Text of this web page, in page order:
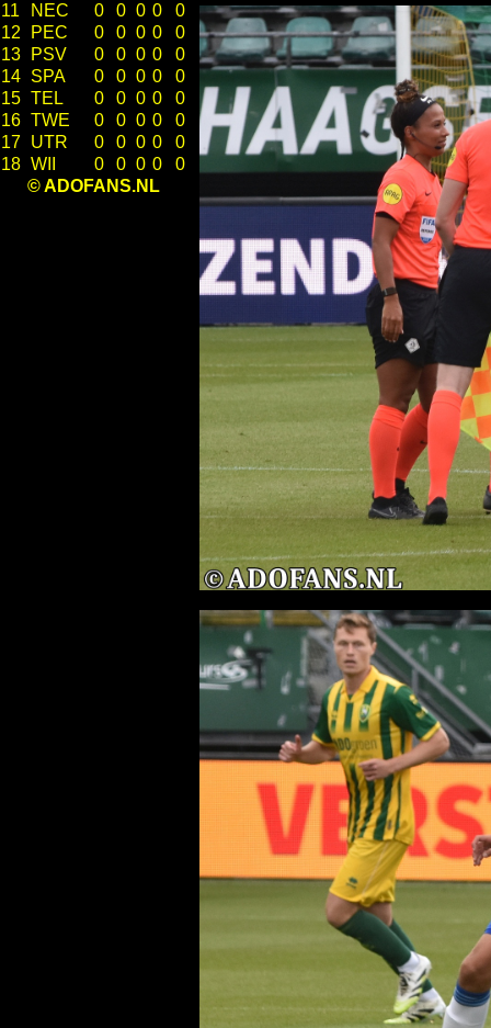
11
NEC 0 0 0 0
0
12
PEC 0 0 0 0
0
13
PSV 0 0 0 0
0
14 SPA 0 0 0 0
0
15 TEL 0 0 0 0
0
16 TWE 0 0 0 0
0
17 UTR 0 0 0 0
0
18 WII 0 0 0 0
0
© ADOFANS.NL